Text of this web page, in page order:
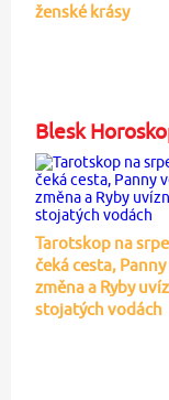
ženské krásy
Blesk
Tarotskop na
čeká cesta,
změna a Ryby
stojatých vodách